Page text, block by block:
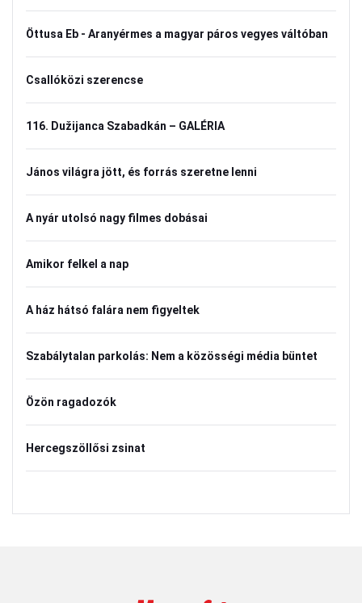
Öttusa Eb - Aranyérmes a magyar páros vegyes váltóban
Csallóközi szerencse
116. Dužijanca Szabadkán – GALÉRIA
János világra jött, és forrás szeretne lenni
A nyár utolsó nagy filmes dobásai
Amikor felkel a nap
A ház hátsó falára nem figyeltek
Szabálytalan parkolás: Nem a közösségi média büntet
Özön ragadozók
Hercegszöllősi zsinat